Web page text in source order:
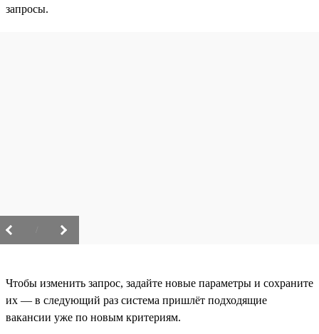
запросы.
Чтобы изменить запрос, задайте новые параметры и сохраните
их — в следующий раз система пришлёт подходящие
вакансии уже по новым критериям.